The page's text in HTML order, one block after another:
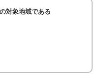
対象地域である